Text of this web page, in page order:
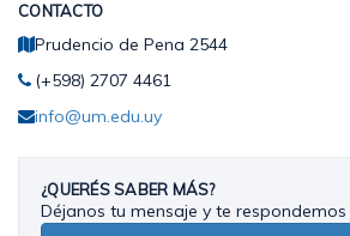
CONTACTO
Prudencio de Pena 2544
(+598) 2707 4461
info@um.edu.uy
¿QUERÉS SABER MÁS?
Déjanos tu mensaje y te